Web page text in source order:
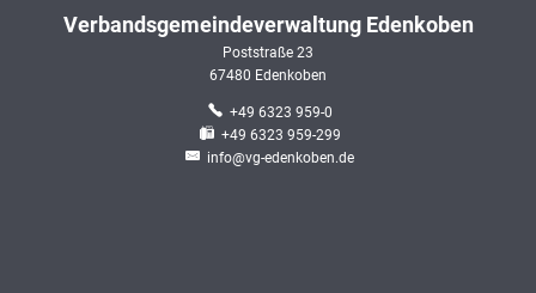
Verbandsgemeindeverwaltung Edenkoben
Poststraße 23
67480 Edenkoben
+49 6323 959-0
+49 6323 959-299
info@vg-edenkoben.de